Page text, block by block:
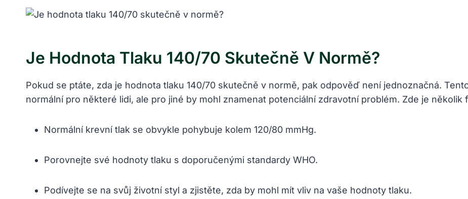
Je Hodnota Tlaku 140/70 Skutečně V Normě?
Pokud se ptáte, zda je hodnota tlaku 140/70 skutečně v normě, pak odpověď není jednoznačná.
normální pro některé lidi, ale pro jiné by mohl znamenat potenciální zdravotní problém. Zde je
Normální krevní tlak se obvykle pohybuje kolem 120/80 mmHg.
Porovnejte své hodnoty tlaku s doporučenými standardy WHO.
Podívejte se na svůj životní styl a zjistěte, zda by mohl mít vliv na vaše hodnoty tlaku.